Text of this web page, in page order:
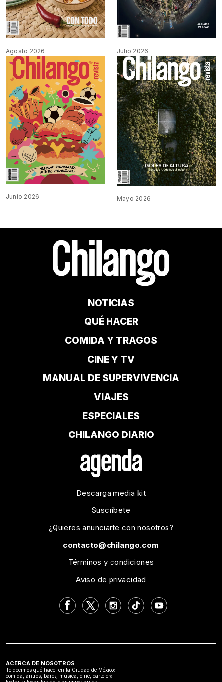
Agosto 2026 Julio 2026
Junio 2026 Mayo 2026
NOTICIAS
QUÉ HACER
COMIDA Y TRAGOS
CINE Y TV
MANUAL DE SUPERVIVENCIA
VIAJES
ESPECIALES
CHILANGO DIARIO
Descarga media kit
Suscríbete
¿Quieres anunciarte con nosotros?
contacto@chilango.com
Términos y condiciones
Aviso de privacidad
ACERCA DE NOSOTROS
Te decimos qué hacer en la Ciudad de México:
comida, antros, bares, música, cine, cartelera